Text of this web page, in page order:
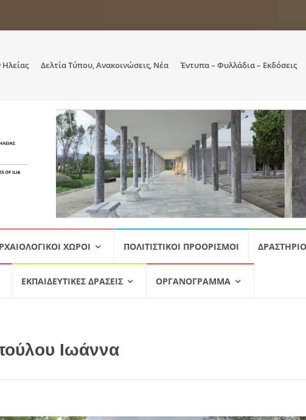
Δελτία Τύπου, Ανακοινώσεις, Νέα Έντυπα – Φυλλάδια – Εκδόσεις
ΧΏΡΟΙ ΠΟΛΙΤΙΣΤΙΚΟΊ ΠΡΟΟΡΙΣΜΟΊ
ΕΚΠΑΙΔΕΥΤΙΚΈΣ ΔΡΆΣΕΙΣ ΟΡΓΑΝΌΓΡΑΜΜΑ
Ιωάννα